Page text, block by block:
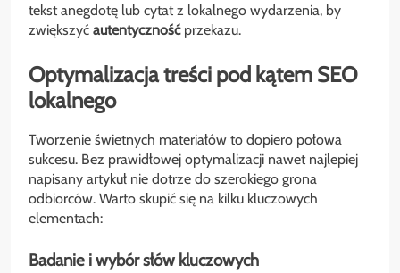
tekst anegdotę lub cytat z lokalnego wydarzenia, by
zwiększyć autentycznośćprzekazu.
Optymalizacja treści pod kątem SEO
lokalnego
Tworzenie świetnych materiałów to dopiero połowa
sukcesu. Bez prawidłowej optymalizacji nawet najlepiej
napisany artykuł nie dotrze do szerokiego grona
odbiorców. Warto skupić się na kilku kluczowych
elementach:
Badanie i wybór słów kluczowych